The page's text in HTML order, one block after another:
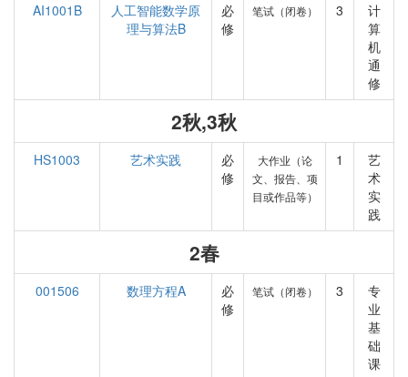
AI1001B
人工智能数学原
理与算法B
必
修
笔试（闭卷） 3
计
算
机
通
修
2秋,3秋
HS1003 艺术实践
必
修
大作业（论
文、报告、项
目或作品等）
1
艺
术
实
践
2春
001506 数理方程A
必
修
笔试（闭卷） 3
专
业
基
础
课